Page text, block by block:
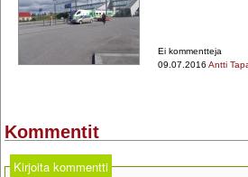
Ei kommentteja
09.07.2016 Antti
Kommentit
Kirjoita kommentti